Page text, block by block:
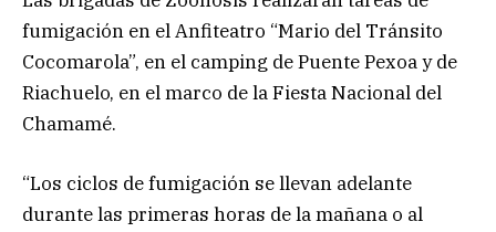
fumigación en el Anfiteatro “Mario del Tránsito
Cocomarola”, en el camping de Puente Pexoa y de
Riachuelo, en el marco de la Fiesta Nacional del
Chamamé.
“Los ciclos de fumigación se llevan adelante
durante las primeras horas de la mañana o al